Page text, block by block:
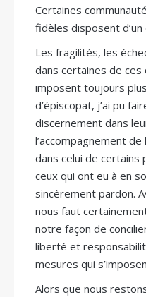
Certaines
fidèles disposent
Les fragilités, les
dans certaines de ces
imposent toujours
d’épiscopat, j’ai pu
discernement dans
l’accompagnement
dans celui de certains
ceux qui ont eu à en
sincèrement pardon.
nous faut
notre façon de
liberté et
mesures qui
Alors que nous